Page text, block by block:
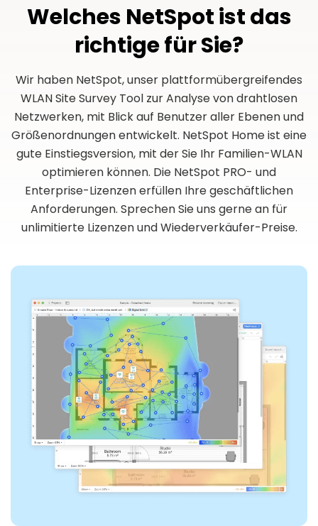
Welches NetSpot ist das
richtige für Sie?
Wir haben NetSpot, unser plattformübergreifendes
WLAN Site Survey Tool zur Analyse von drahtlosen
Netzwerken, mit Blick auf Benutzer aller Ebenen und
Größenordnungen entwickelt. NetSpot Home ist eine
gute Einstiegsversion, mit der Sie Ihr Familien-WLAN
optimieren können. Die NetSpot PRO- und
Enterprise-Lizenzen erfüllen Ihre geschäftlichen
Anforderungen. Sprechen Sie uns gerne an für
unlimitierte Lizenzen und Wiederverkäufer-Preise.